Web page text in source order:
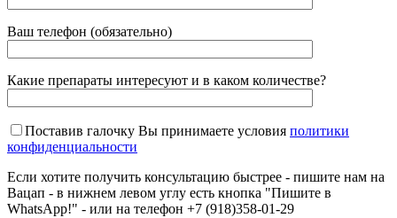
Ваш телефон (обязательно)
Какие препараты интересуют и в каком количестве?
Поставив галочку Вы принимаете условия политики
конфиденциальности
Если хотите получить консультацию быстрее - пишите нам на
Вацап - в нижнем левом углу есть кнопка "Пишите в
WhatsApp!" - или на телефон +7 (918)358-01-29